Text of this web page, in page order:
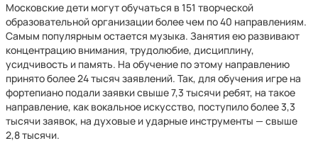
Московские дети могут обучаться в 151 творческой
образовательной организации более чем по 40 направлениям.
Самым популярным остается музыка. Занятия ею развивают
концентрацию внимания, трудолюбие, дисциплину,
усидчивость и память. На обучение по этому направлению
принято более 24 тысяч заявлений. Так, для обучения игре на
фортепиано подали заявки свыше 7,3 тысячи ребят, на такое
направление, как вокальное искусство, поступило более 3,3
тысячи заявок, на духовые и ударные инструменты — свыше
2,8 тысячи.